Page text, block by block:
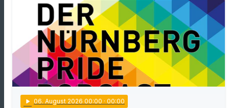
play_arrow 06. August 2026 00:00 · 00:00